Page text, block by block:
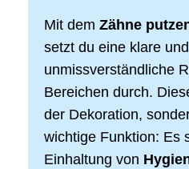
Mit dem Zähne
setzt du eine klare und
unmissverständliche
Bereichen durch.
der Dekoration,
wichtige Funktion: Es
Einhaltung von